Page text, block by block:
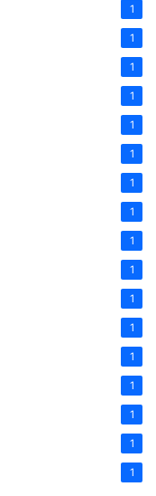
1
1
1
1
1
1
1
1
1
1
1
1
1
1
1
1
1